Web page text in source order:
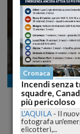
Cronaca dal
Cambiamenti
diffusione
Cronaca
Incendi senza
squadre,
più pericoloso
L'AQUILA - Il
fotografa
elicotteri,...